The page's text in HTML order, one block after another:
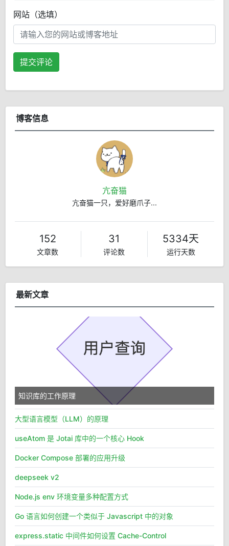
网站（选填）
提交评论
博客信息
亢奋猫
亢奋猫一只，爱好磨爪子...
152
文章数
31
评论数
5334天
运行天数
最新文章
知识库的工作原理
大型语言模型（LLM）的原理
useAtom 是 Jotai 库中的一个核心 Hook
Docker Compose 部署的应用升级
deepseek v2
Node.js env 环境变量多种配置方式
Go 语言如何创建一个类似于 Javascript 中的对象
express.static 中间件如何设置 Cache-Control